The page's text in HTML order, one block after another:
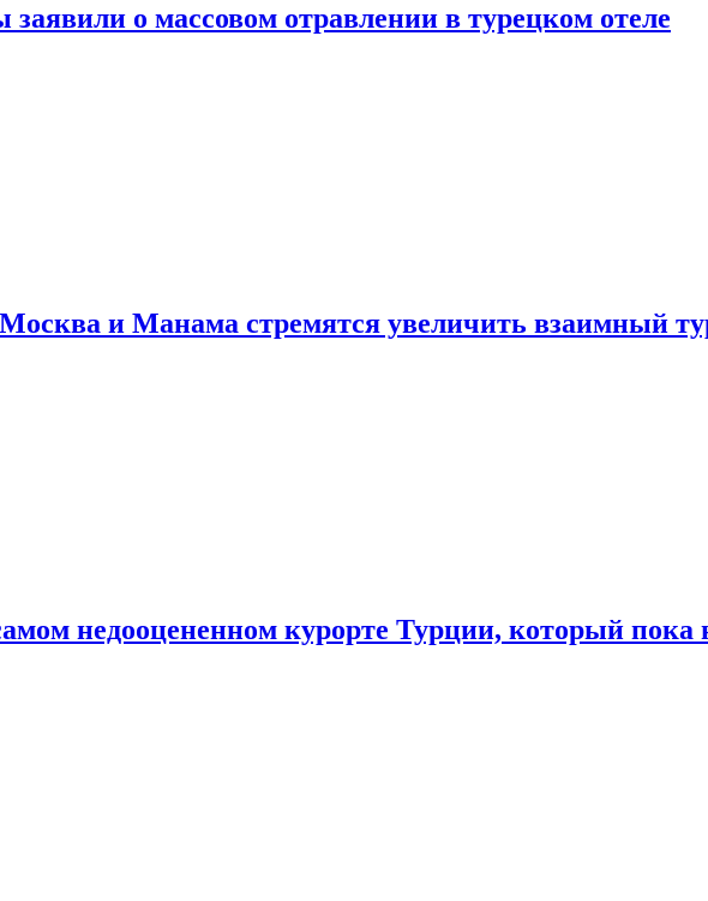
о массовом отравлении в турецком отеле
и Манама стремятся увеличить взаимный
недооцененном курорте Турции, который пока